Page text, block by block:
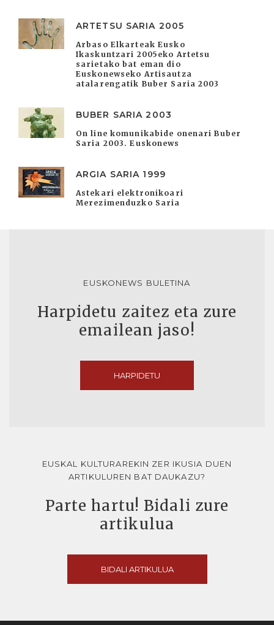
ARTETSU SARIA 2005
Arbaso Elkarteak Eusko
Ikaskuntzari 2005eko Artetsu
sarietako bat eman dio
Euskonewseko Artisautza
atalarengatik Buber Saria 2003
BUBER SARIA 2003
On line komunikabide onenari Buber
Saria 2003. Euskonews
ARGIA SARIA 1999
Astekari elektronikoari
Merezimenduzko Saria
EUSKONEWS BULETINA
Harpidetu zaitez eta zure
emailean jaso!
HARPIDETU
EUSKAL KULTURAREKIN ZER IKUSIA DUEN
ARTIKULUREN BAT DAUKAZU?
Parte hartu! Bidali zure
artikulua
BIDALI ARTIKULUA